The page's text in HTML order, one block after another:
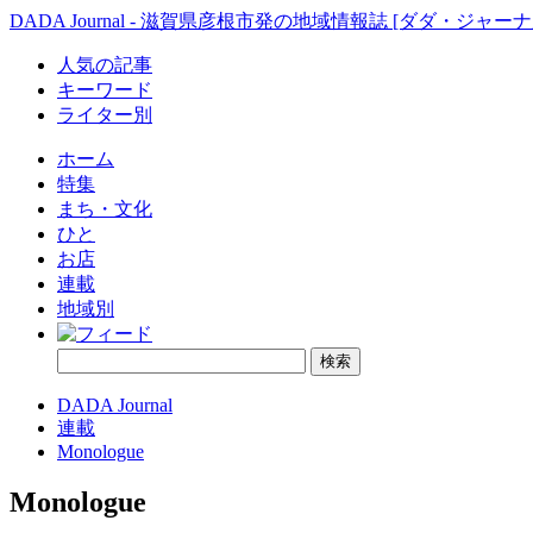
DADA Journal - 滋賀県彦根市発の地域情報誌 [ダダ・ジャー
人気の記事
キーワード
ライター別
ホーム
特集
まち・文化
ひと
お店
連載
地域別
DADA Journal
連載
Monologue
Monologue